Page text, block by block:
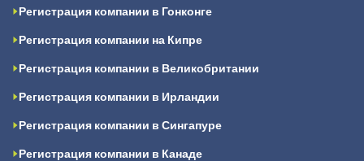
Регистрация компании в Гонконге
Регистрация компании на Кипре
Регистрация компании в Великобритании
Регистрация компании в Ирландии
Регистрация компании в Сингапуре
Регистрация компании в Канаде